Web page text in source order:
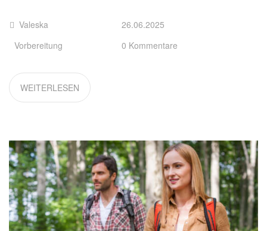
Valeska
Vorbereitung
26.06.2025
0 Kommentare
WEITERLESEN